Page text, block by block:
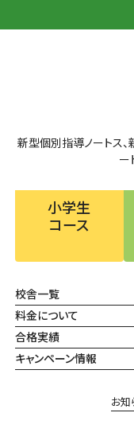
新型個別指導ノートス
ー
小学生
コース
校舎一覧
料金について
合格実績
キャンペーン情報
お知